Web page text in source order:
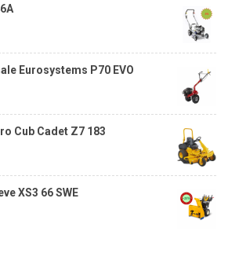
Eurosystems P70 EVO
Cub Cadet Z7 183
XS3 66 SWE